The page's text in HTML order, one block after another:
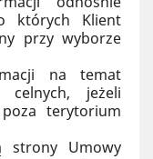
których Klient
przy wyborze
na temat
celnych, jeżeli
terytorium
strony Umowy